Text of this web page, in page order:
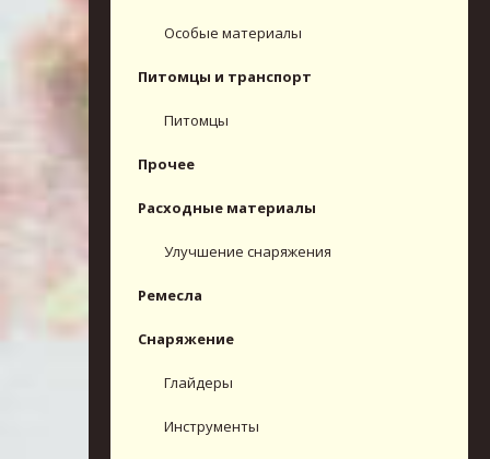
Особые материалы
Питомцы и транспорт
Питомцы
Прочее
Расходные материалы
Улучшение снаряжения
Ремесла
Снаряжение
Глайдеры
Инструменты